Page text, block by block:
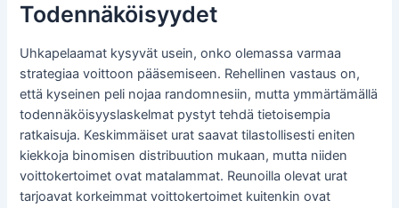
Todennäköisyydet
Uhkapelaamat kysyvät usein, onko olemassa varmaa
strategiaa voittoon pääsemiseen. Rehellinen vastaus on,
että kyseinen peli nojaa randomnesiin, mutta ymmärtämällä
todennäköisyyslaskelmat pystyt tehdä tietoisempia
ratkaisuja. Keskimmäiset urat saavat tilastollisesti eniten
kiekkoja binomisen distribuution mukaan, mutta niiden
voittokertoimet ovat matalammat. Reunoilla olevat urat
tarjoavat korkeimmat voittokertoimet kuitenkin ovat